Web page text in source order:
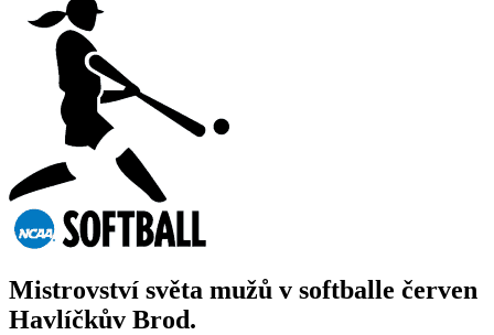
Mistrovství světa mužů v softballe červen
Havlíčkův Brod.